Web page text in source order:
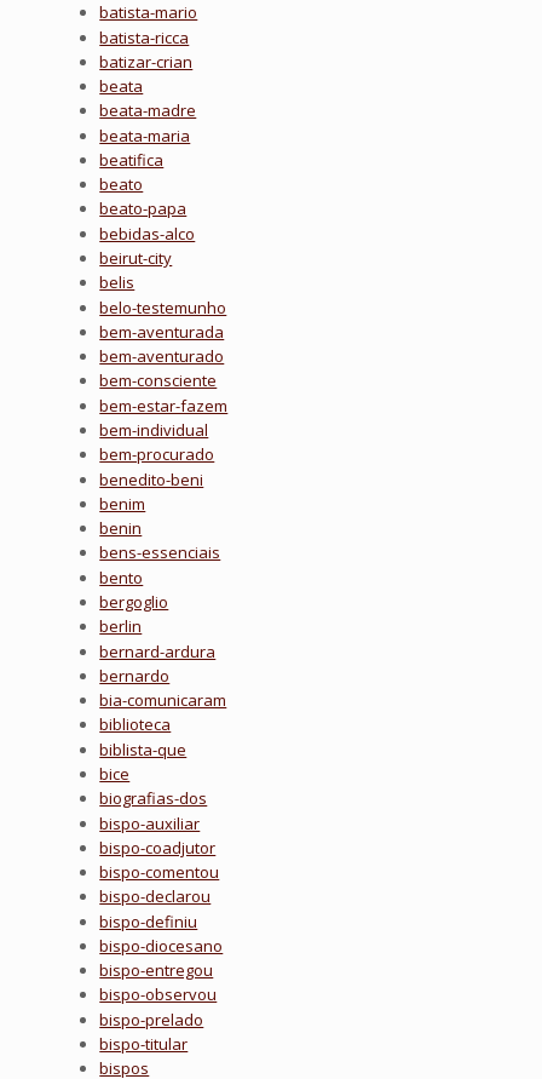
batista-mario
batista-ricca
batizar-crian
beata
beata-madre
beata-maria
beatifica
beato
beato-papa
bebidas-alco
beirut-city
belis
belo-testemunho
bem-aventurada
bem-aventurado
bem-consciente
bem-estar-fazem
bem-individual
bem-procurado
benedito-beni
benim
benin
bens-essenciais
bento
bergoglio
berlin
bernard-ardura
bernardo
bia-comunicaram
biblioteca
biblista-que
bice
biografias-dos
bispo-auxiliar
bispo-coadjutor
bispo-comentou
bispo-declarou
bispo-definiu
bispo-diocesano
bispo-entregou
bispo-observou
bispo-prelado
bispo-titular
bispos